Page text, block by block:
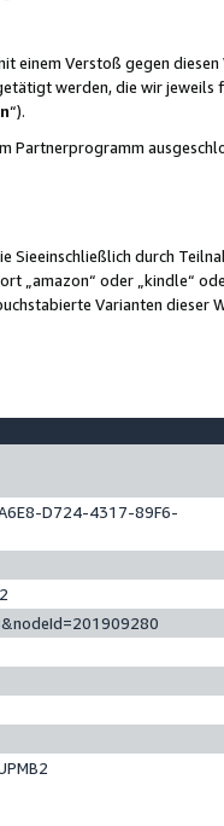
einem Verstoß gegen
werden, die wir
“).
Partnerprogramm
durch
„amazon“ oder „kindle“
Varianten dieser
D724-4317-89F6-